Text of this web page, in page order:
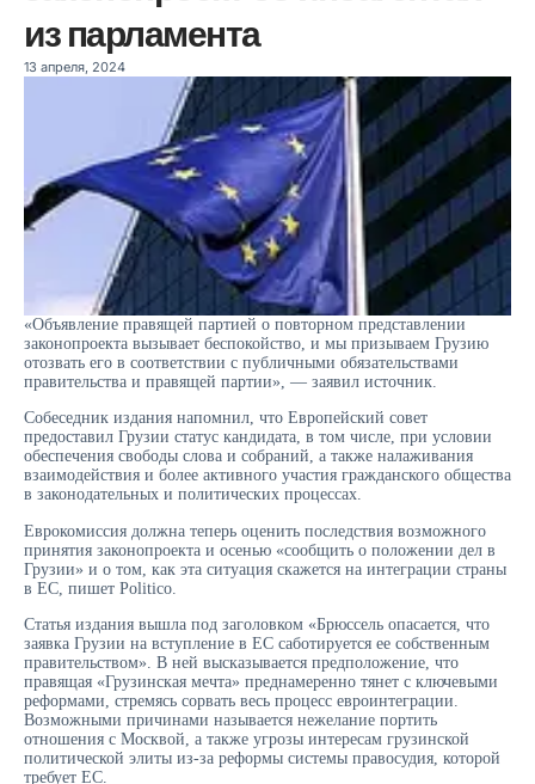
из парламента
13 апреля, 2024
«Объявление правящей партией о повторном представлении
законопроекта вызывает беспокойство, и мы призываем Грузию
отозвать его в соответствии с публичными обязательствами
правительства и правящей партии», — заявил источник.
Собеседник издания напомнил, что Европейский совет
предоставил Грузии статус кандидата, в том числе, при условии
обеспечения свободы слова и собраний, а также налаживания
взаимодействия и более активного участия гражданского общества
в законодательных и политических процессах.
Еврокомиссия должна теперь оценить последствия возможного
принятия законопроекта и осенью «сообщить о положении дел в
Грузии» и о том, как эта ситуация скажется на интеграции страны
в ЕС, пишет Politico.
Статья издания вышла под заголовком «Брюссель опасается, что
заявка Грузии на вступление в ЕС саботируется ее собственным
правительством». В ней высказывается предположение, что
правящая «Грузинская мечта» преднамеренно тянет с ключевыми
реформами, стремясь сорвать весь процесс евроинтеграции.
Возможными причинами называется нежелание портить
отношения с Москвой, а также угрозы интересам грузинской
политической элиты из-за реформы системы правосудия, которой
требует ЕС.